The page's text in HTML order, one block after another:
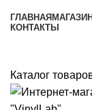
ГЛАВНАЯ МАГАЗИН
КОНТАКТЫ
Каталог